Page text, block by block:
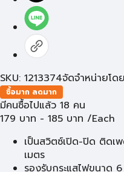
SKU: 1213374จัดจำหน่ายโด
ซื้อมาก ลดมาก
มีคนซื้อไปแล้ว 18 คน
179 บาท - 185 บาท /Each
เป็นสวิตซ์เปิด-ปิด ติดเ
เมตร
รองรับกระแสไฟขนาด